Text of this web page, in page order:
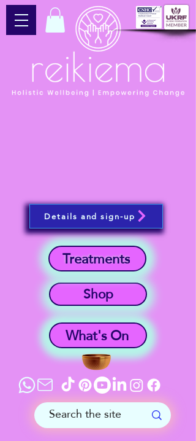
What's On
Shop
Treatments
Details and sign-up